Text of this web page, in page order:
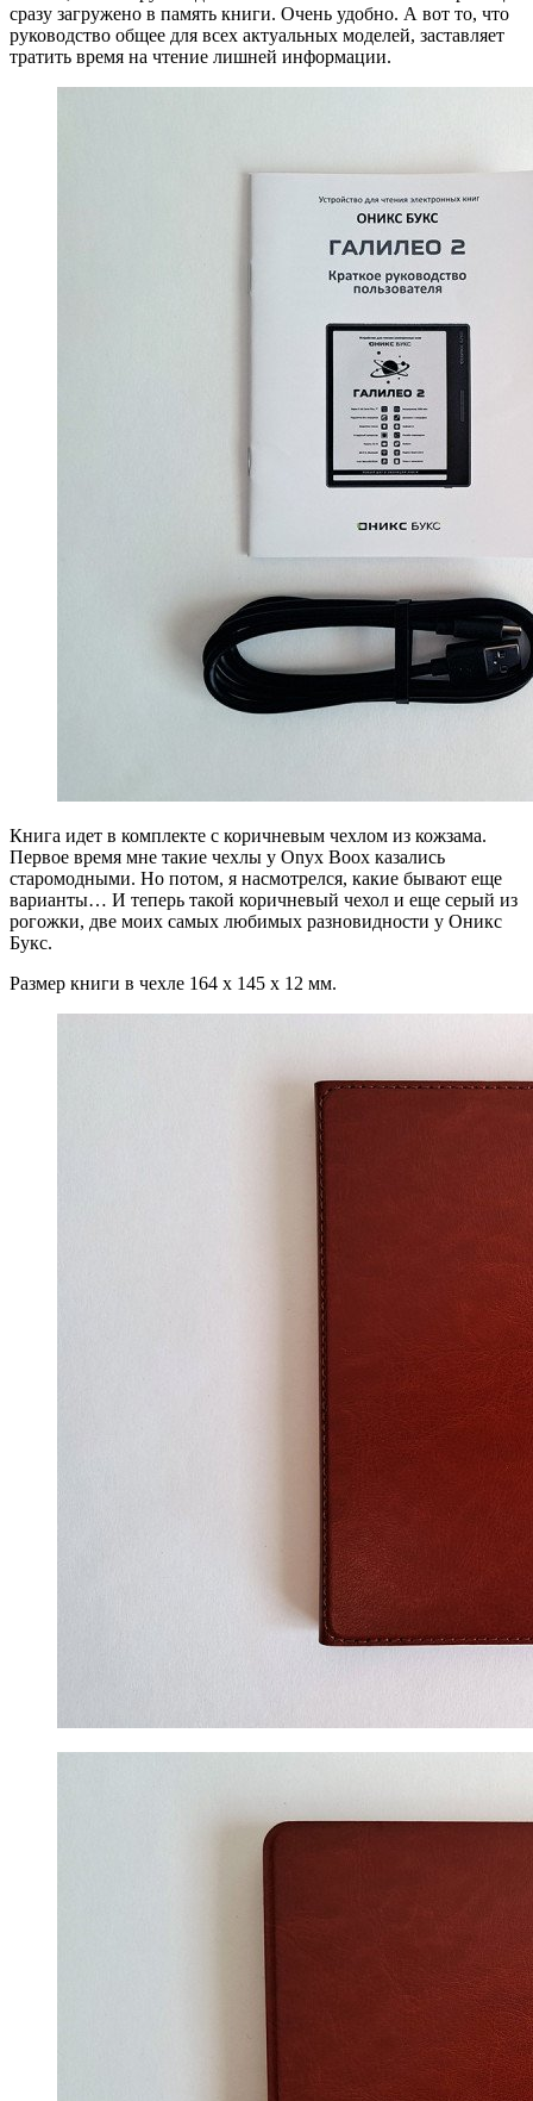
сразу загружено в память книги. Очень удобно. А вот то, что
руководство общее для всех актуальных моделей, заставляет
тратить время на чтение лишней информации.
Книга идет в комплекте с коричневым чехлом из кожзама.
Первое время мне такие чехлы у Onyx Boox казались
старомодными. Но потом, я насмотрелся, какие бывают еще
варианты… И теперь такой коричневый чехол и еще серый из
рогожки, две моих самых любимых разновидности у Оникс
Букс.
Размер книги в чехле 164 x 145 x 12 мм.